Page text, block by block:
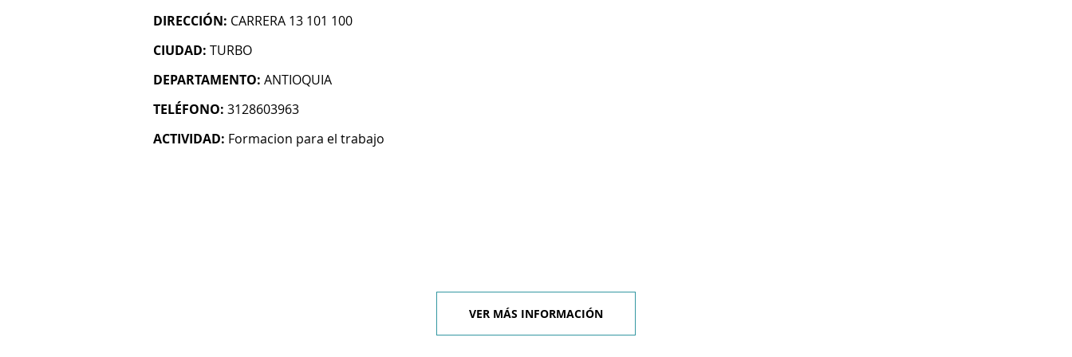
DIRECCIÓN: CARRERA 13 101 100
CIUDAD: TURBO
DEPARTAMENTO: ANTIOQUIA
TELÉFONO: 3128603963
ACTIVIDAD: Formacion para el trabajo
VER MÁS INFORMACIÓN